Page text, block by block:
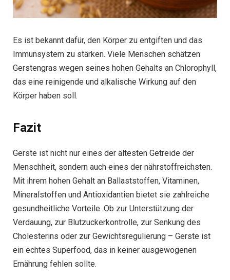
Es ist bekannt dafür, den Körper zu entgiften und das
Immunsystem zu stärken. Viele Menschen schätzen
Gerstengras wegen seines hohen Gehalts an Chlorophyll,
das eine reinigende und alkalische Wirkung auf den
Körper haben soll.
Fazit
Gerste ist nicht nur eines der ältesten Getreide der
Menschheit, sondern auch eines der nährstoffreichsten.
Mit ihrem hohen Gehalt an Ballaststoffen, Vitaminen,
Mineralstoffen und Antioxidantien bietet sie zahlreiche
gesundheitliche Vorteile. Ob zur Unterstützung der
Verdauung, zur Blutzuckerkontrolle, zur Senkung des
Cholesterins oder zur Gewichtsregulierung – Gerste ist
ein echtes Superfood, das in keiner ausgewogenen
Ernährung fehlen sollte.